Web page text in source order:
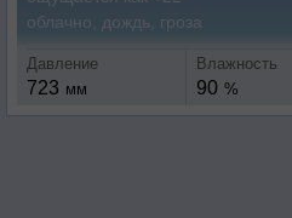
облачно, дождь, гроза
Давление
723 мм
Влажность
90 %